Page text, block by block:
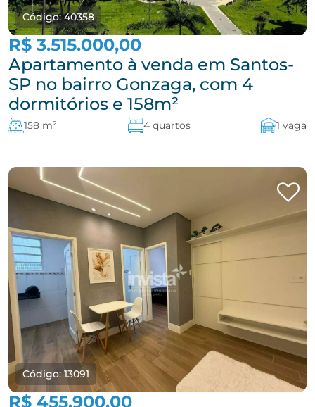
Código: 40358
R$ 3.515.000,00
Apartamento à venda em Santos-
SP no bairro Gonzaga, com 4
dormitórios e 158m²
158 m² 4 quartos 1 vaga
Código: 13091
R$ 455.900,00